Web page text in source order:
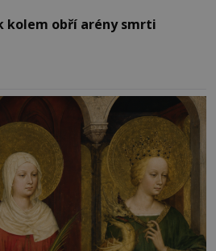
kolem obří arény smrti